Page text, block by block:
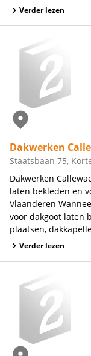
Verder lezen
Dakwerken
Staatsbaan 75,
Dakwerken
laten bekleden en
Vlaanderen
voor dakgoot laten
plaatsen,
Verder lezen